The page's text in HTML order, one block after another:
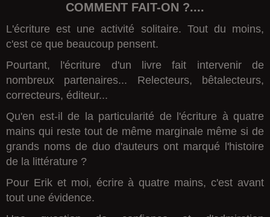
COMMENT FAIT-ON ?....
L'écriture est une activité solitaire. Tout du moins,
c'est ce que beaucoup pensent.
Pourtant, l'écriture d'un livre fait intervenir de
nombreux partenaires... Relecteurs, bêtalecteurs,
correcteurs, éditeur...
Qu'en est-il de la particularité de l'écriture à quatre
mains qui reste tout de même marginale même si de
grands noms de duo d'auteurs ont marqué l'histoire
de la littérature ?
Pour Erik et moi, écrire à quatre mains, c'est avant
tout une évidence.